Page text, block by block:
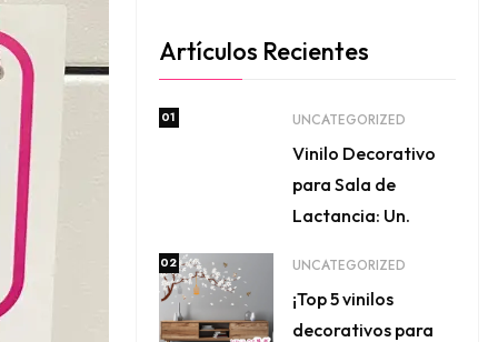
Artículos Recientes
01 UNCATEGORIZED
Vinilo Decorativo
para Sala de
Lactancia: Un.
02 UNCATEGORIZED
¡Top 5 vinilos
decorativos para